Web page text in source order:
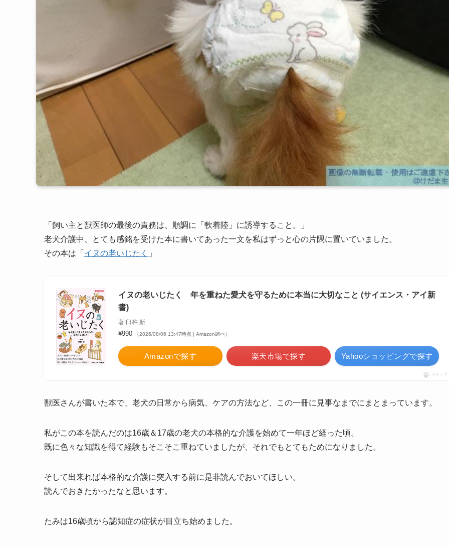
「飼い主と獣医師の最後の責務は、順調に「軟着陸」に誘導すること。」
老犬介護中、とても感銘を受けた本に書いてあった一文を私はずっと心の片隅に置いていました。
その本は「 イヌの老いじたく 」
イヌの老いじたく 年を重ねた愛犬を守るために本当に大切なこと (サイエンス・アイ新
書)
著:臼杵 新
¥990 （2026/08/06 13:47時点 | Amazon調べ）
Amazonで探す 楽天市場で探す Yahooショッピングで探す
ポチップ
獣医さんが書いた本で、老犬の日常から病気、ケアの方法など、この一冊に見事なまでにまとまっています。
私がこの本を読んだのは16歳＆17歳の老犬の本格的な介護を始めて一年ほど経った頃。
既に色々な知識を得て経験もそこそこ重ねていましたが、それでもとてもためになりました。
そして出来れば本格的な介護に突入する前に是非読んでおいてほしい。
読んでおきたかったなと思います。
たみは16歳頃から認知症の症状が目立ち始めました。